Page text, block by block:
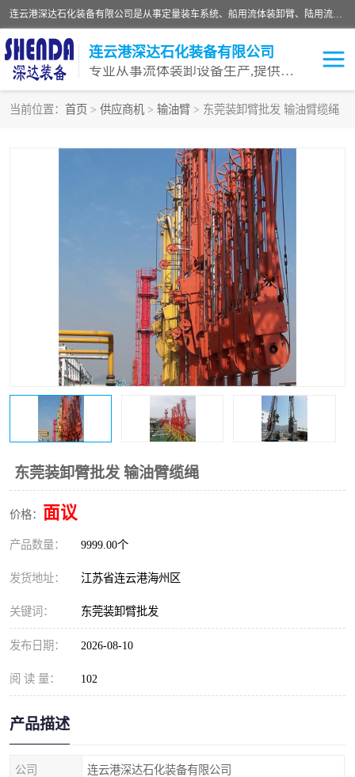
连云港深达石化装备有限公司是从事定量装车系统、船用流体装卸臂、陆用流体装卸臂（鹤管）、活动梯、钢构平台等全系列流体装卸设备的设计、制造、销售以及服务的专业供应商。公司始终以客户为中心，密切跟踪国内外油气储运及装卸设备先进技术的发展，以先进的技术、优质的产品、一流的服务，满足客户需求。
连云港深达石化装备有限公司
专业从事流体装卸设备生产,提供全面解决方案，生产与定制服务
当前位置： 首页 > 供应商机 > 输油臂 > 东莞装卸臂批发 输油臂缆绳
东莞装卸臂批发 输油臂缆绳
价格： 面议
产品数量： 9999.00个
发货地址： 江苏省连云港海州区
关键词： 东莞装卸臂批发
发布日期： 2026-08-10
阅 读 量： 102
产品描述
公司 连云港深达石化装备有限公司
LNG鹤管
潜油泵鹤管
输油臂
汽车鹤管
火车鹤管